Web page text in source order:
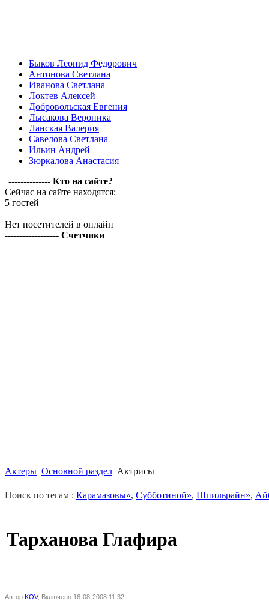
Быков Леонид Федорович
Антонова Светлана
Иванова Светлана
Локтев Алексей
Добровольская Евгения
Лысакова Вероника
Ланская Валерия
Савелова Светлана
Ильин Андрей
Зюркалова Анастасия
-------------- Кто на сайте?
Сейчас на сайте находятся:
5 гостей
Нет посетителей в онлайн
------------------ Счетчики
Актеры Основной раздел Актрисы
Поиск по тегам : Карамазовы», Субботиной», Шпильрайн»,
Тарханова Глафира
Автор KOV, Включено 16-08-2008 11:32